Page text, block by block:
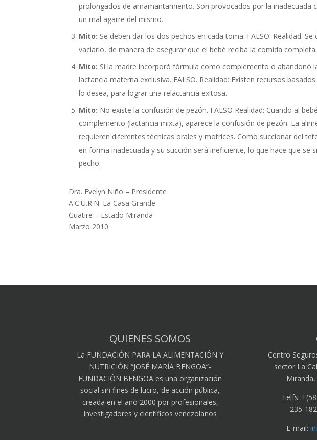
prolongados de amamantamiento. Son provocados por la inadecuada
un mal agarre del mismo.
Mito: Se deben dar los dos pechos en cada toma. FALSO: Realidad:
vaciarlo, de manera de asegurar que el bebé reciba la comida completa.
Mito: Si la madre incorporó fórmula como complemento o abandonó
lactancia materna exclusiva. FALSO. Realidad: Existen recursos
lo desea, para lograr una relactancia exitosa.
Mito: No existe la confusión de pezón. FALSO Realidad: Cuando al
complemento (lactancia mixta), aparece la confusión de pezón. La
requieren diferentes técnicas orales y motrices. Como succionar del
en forma inadecuada y su succión será ineficiente, lo que hace que se
pecho.
Dra. Evelyn Niño – Presidente
A.C.U.R.N. La Casa Grande
Guatire – Estado Miranda
Marzo 2010
QUIENES SOMOS
La FUNDACIÓN PARA LA ALIMENTACIÓN Y
NUTRICIÓN “JOSÉ MARÍA BENGOA”-
FUNDACIÓN BENGOA es una organización
social sin fines de lucro, de acción pública,
creada en el año 2000 por profesionales,
investigadores y científicos venezolanos
Centro
sector La
Telfs:
235-
E-mail: